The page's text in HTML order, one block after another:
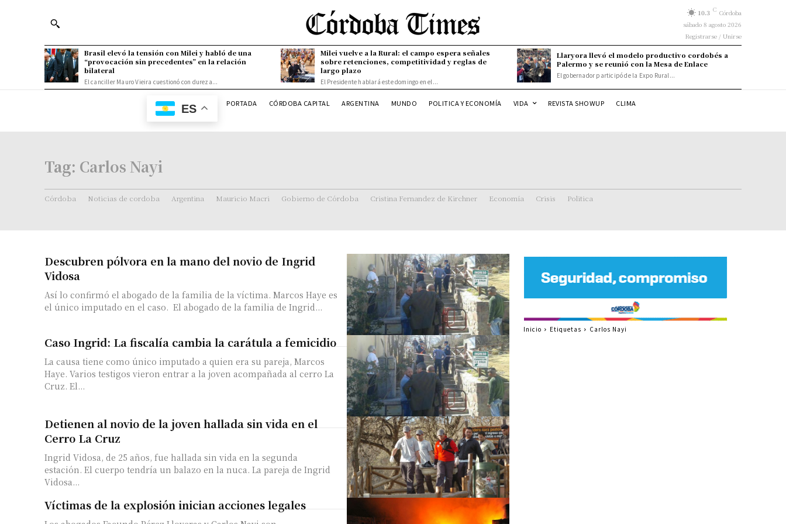
10.3 C Córdoba
sábado 8 agosto 2026
Registrarse / Unirse
Brasil elevó la tensión con Milei y habló de una
“provocación sin precedentes” en la relación
bilateral
El canciller Mauro Vieira cuestionó con dureza...
Milei vuelve a la Rural: el campo espera señales
sobre retenciones, competitividad y reglas de
largo plazo
El Presidente hablará este domingo en el...
Llaryora llevó el modelo productivo cordobés a
Palermo y se reunió con la Mesa de Enlace
El gobernador participó de la Expo Rural...
ES PORTADA CÓRDOBA CAPITAL ARGENTINA MUNDO POLITICA Y ECONOMÍA VIDA REVISTA SHOWUP CLIMA
Tag: Carlos Nayi
Córdoba Noticias de cordoba Argentina Mauricio Macri Gobierno de Córdoba Cristina Fernandez de Kirchner Economía Crisis Politica
Descubren pólvora en la mano del novio de Ingrid
Vidosa
Así lo confirmó el abogado de la familia de la víctima. Marcos Haye es
el único imputado en el caso. El abogado de la familia de Ingrid...
Caso Ingrid: La fiscalía cambia la carátula a femicidio
La causa tiene como único imputado a quien era su pareja, Marcos
Haye. Varios testigos vieron entrar a la joven acompañada al cerro La
Cruz. El...
Detienen al novio de la joven hallada sin vida en el
Cerro La Cruz
Ingrid Vidosa, de 25 años, fue hallada sin vida en la segunda
estación. El cuerpo tendría un balazo en la nuca. La pareja de Ingrid
Vidosa...
Víctimas de la explosión inician acciones legales
Inicio Etiquetas Carlos Nayi